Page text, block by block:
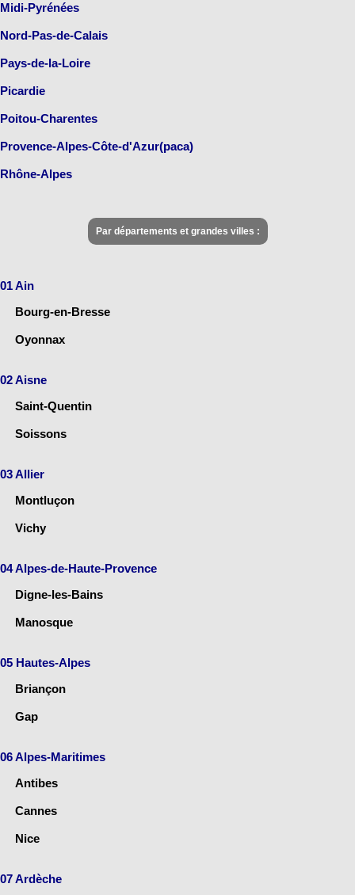
Midi-Pyrénées
Nord-Pas-de-Calais
Pays-de-la-Loire
Picardie
Poitou-Charentes
Provence-Alpes-Côte-d'Azur(paca)
Rhône-Alpes
Par départements et grandes villes :
01 Ain
Bourg-en-Bresse
Oyonnax
02 Aisne
Saint-Quentin
Soissons
03 Allier
Montluçon
Vichy
04 Alpes-de-Haute-Provence
Digne-les-Bains
Manosque
05 Hautes-Alpes
Briançon
Gap
06 Alpes-Maritimes
Antibes
Cannes
Nice
07 Ardèche